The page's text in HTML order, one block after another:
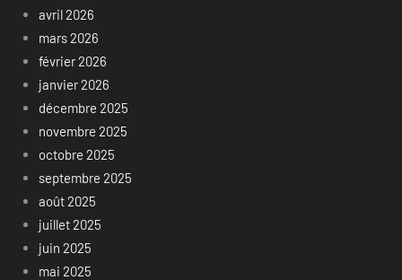
avril 2026
mars 2026
février 2026
janvier 2026
décembre 2025
novembre 2025
octobre 2025
septembre 2025
août 2025
juillet 2025
juin 2025
mai 2025